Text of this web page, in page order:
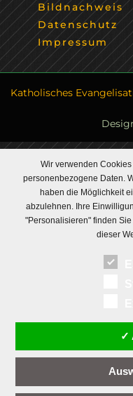
Bildnachweis
Datenschutz
Impressum
Katholisches
Wir verwenden
personenbezogene Daten.
haben die Möglichkeit
abzulehnen. Ihre
"Personalisieren" finden
dieser
✓